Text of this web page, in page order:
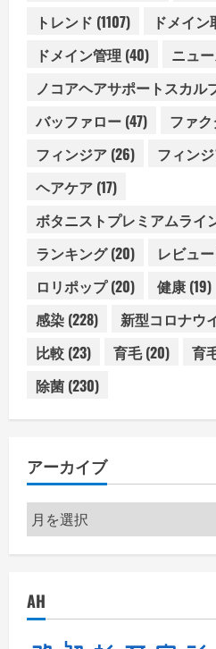
トレンド (1107) ドメイン
ドメイン管理 (40) ニュ
ノコアヘアサポートスカル
バッファロー (47) ファ
フィンジア (26) フィン
ヘアケア (17)
ボタニストプレミアムライ
ランキング(20) レビュー
ロリポップ(20) 健康 (19)
感染 (228) 新型コロナウ
比較 (23) 育毛(20) 育
除菌 (230)
アーカイブ
ア
ー
ブ
AH